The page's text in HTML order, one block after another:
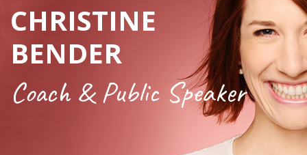
CHRISTINE
BENDER
Coach & Public Speaker